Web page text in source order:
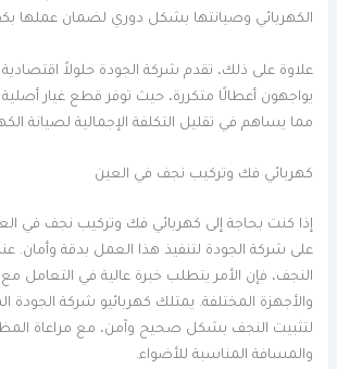
الكهربائي وصيانتها بشكل دوري لضمان عملها
علاوة على ذلك، تقدم شركة الجودة حلولاً اقتصادية
يواجهون أعطالًا متكررة، حيث توفر قطع غيار
مما يساهم في تقليل التكلفة الإجمالية لصيانة
كهربائي فك وتركيب نجف في العين
إذا كنت بحاجة إلى كهربائي فك وتركيب نجف في
على شركة الجودة لتنفيذ هذا العمل بدقة وأمان.
النجف، فإن الأمر يتطلب خبرة عالية في التعامل مع
والأجهزة المختلفة. يمتلك كهربائيو شركة الجودة
لتثبيت النجف بشكل صحيح وآمن، مع مراعاة
والمسافة المناسبة للأضواء.